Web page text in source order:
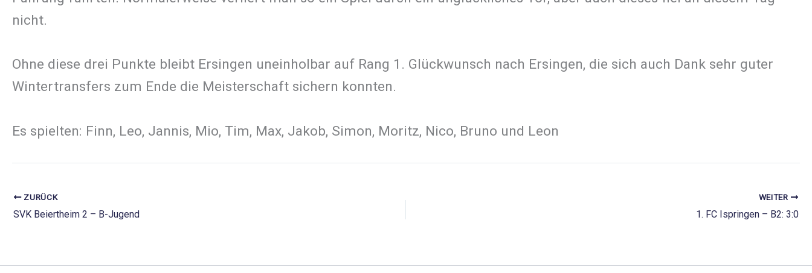
nicht.
Ohne diese drei Punkte bleibt Ersingen uneinholbar auf Rang 1. Glückwunsch nach Ersingen, die sich auch Dank sehr guter
Wintertransfers zum Ende die Meisterschaft sichern konnten.
Es spielten: Finn, Leo, Jannis, Mio, Tim, Max, Jakob, Simon, Moritz, Nico, Bruno und Leon
ZURÜCK
SVK Beiertheim 2 – B-Jugend
WEITER
1. FC Ispringen – B2: 3:0